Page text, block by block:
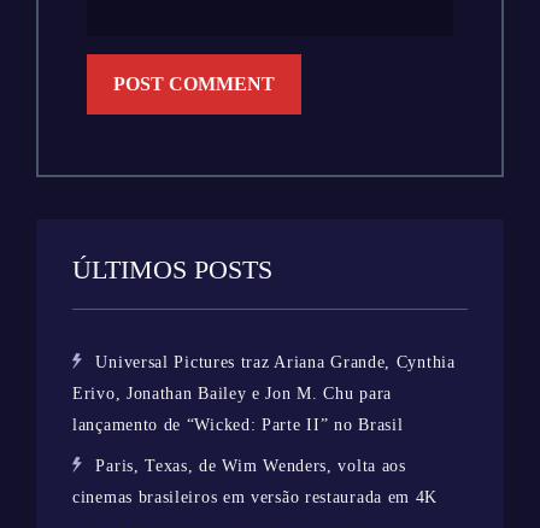
ÚLTIMOS POSTS
Universal Pictures traz Ariana Grande, Cynthia
Erivo, Jonathan Bailey e Jon M. Chu para
lançamento de “Wicked: Parte II” no Brasil
Paris, Texas, de Wim Wenders, volta aos
cinemas brasileiros em versão restaurada em 4K